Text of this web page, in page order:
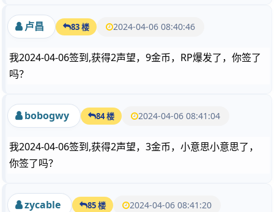
卢昌 83 楼 2024-04-06 08:40:46
我2024-04-06签到,获得2声望，9金币，RP爆发了，你签了
吗？
bobogwy 84 楼 2024-04-06 08:41:04
我2024-04-06签到,获得2声望，3金币，小意思小意思了，
你签了吗？
zycable 85 楼 2024-04-06 08:41:20